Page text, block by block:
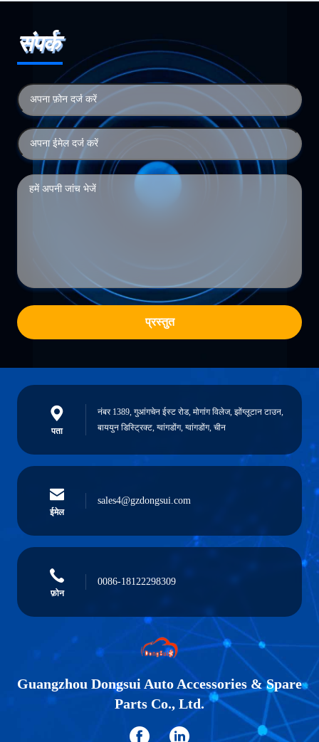
संपर्क
प्रस्तुत
पता
नंबर 1389, गुआंगचेन ईस्ट रोड, मोगांग विलेज, झोंग्लूटान टाउन,
बाययुन डिस्ट्रिक्ट, ग्वांगडोंग, ग्वांगडोंग, चीन
ईमेल
sales4@gzdongsui.com
फ़ोन
0086-18122298309
Guangzhou Dongsui Auto Accessories & Spare
Parts Co., Ltd.